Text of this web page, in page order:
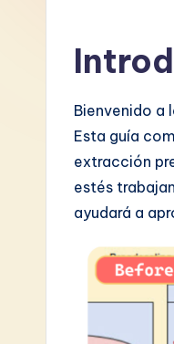
is
Bienvenido a
Esta guía
extracción
estés
ayudará a